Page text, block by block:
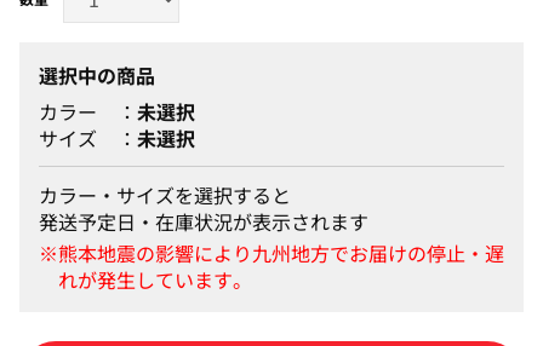
選択中の商品
カラー
未選択
サイズ
未選択
カラー・サイズを選択すると
発送予定日・在庫状況が表示されます